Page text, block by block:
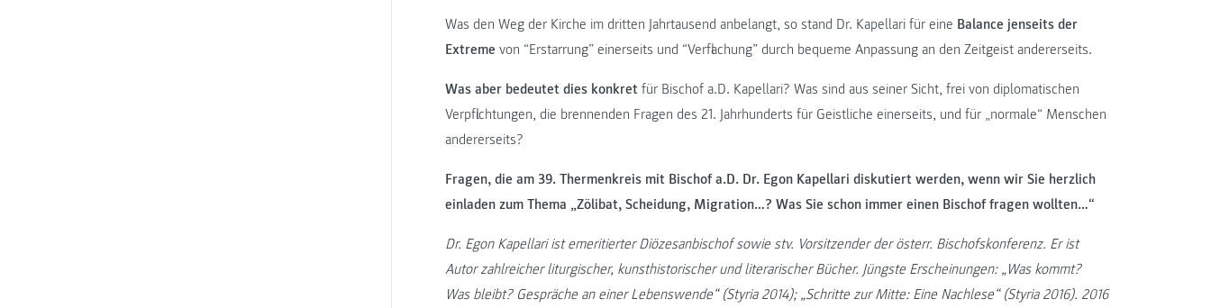
Was den Weg der Kirche im dritten Jahrtausend anbelangt, so stand Dr. Kapellari für eine Balance jenseits der
Extreme von “Erstarrung” einerseits und “Verflachung” durch bequeme Anpassung an den Zeitgeist andererseits.
Was aber bedeutet dies konkret für Bischof a.D. Kapellari? Was sind aus seiner Sicht, frei von diplomatischen
Verpflichtungen, die brennenden Fragen des 21. Jahrhunderts für Geistliche einerseits, und für „normale“ Menschen
andererseits?
Fragen, die am 39. Thermenkreis mit Bischof a.D. Dr. Egon Kapellari diskutiert werden, wenn wir Sie herzlich
einladen zum Thema „Zölibat, Scheidung, Migration…? Was Sie schon immer einen Bischof fragen wollten…“
Dr. Egon Kapellari ist emeritierter Diözesanbischof sowie stv. Vorsitzender der österr. Bischofskonferenz. Er ist
Autor zahlreicher liturgischer, kunsthistorischer und literarischer Bücher. Jüngste Erscheinungen: „Was kommt?
Was bleibt? Gespräche an einer Lebenswende“ (Styria 2014); „Schritte zur Mitte: Eine Nachlese“ (Styria 2016). 2016